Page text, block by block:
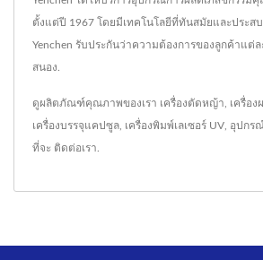
ตั้งแต่ปี 1967 โดยมีเทคโนโลยีที่ทันสมัยและประส
Yenchen รับประกันว่าความต้องการของลูกค้าแต่
สนอง.
ดูผลิตภัณฑ์คุณภาพของเรา เครื่องตัดหญ้า เครื่อง
เครื่องบรรจุแคปซูล เครื่องพิมพ์เลเซอร์ UV อุปกร
ที่จะ ติดต่อเรา